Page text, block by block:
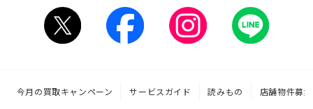
今月の買取キャンペーン サービスガイド 読みもの 店舗物件募集